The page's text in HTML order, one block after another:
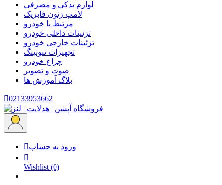
لوازم یدکی و مصرفی
لامپ زنون فابریک
مرتبط با خودرو
تزئینات داخلی خودرو
تزئینات خارجی خودرو
تجهیزات تیونینگ
چراغ خودرو
صوت و تصویر
بلاگ آموزش ها
02133953662
ورود به حساب

Wishlist (0)